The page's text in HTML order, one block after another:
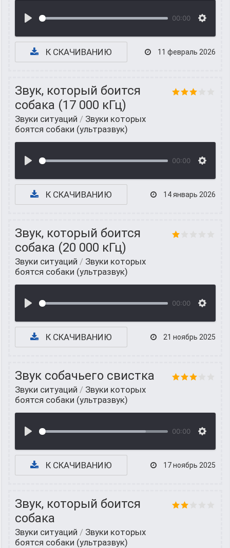
00:00
К СКАЧИВАНИЮ 11 февраль 2026
Звук, который боится
собака (17 000 кГц)
Звуки ситуаций / Звуки которых
боятся собаки (ультразвук)
00:00
К СКАЧИВАНИЮ 14 январь 2026
Звук, который боится
собака (20 000 кГц)
Звуки ситуаций / Звуки которых
боятся собаки (ультразвук)
00:00
К СКАЧИВАНИЮ 21 ноябрь 2025
Звук собачьего свистка
Звуки ситуаций / Звуки которых
боятся собаки (ультразвук)
00:00
К СКАЧИВАНИЮ 17 ноябрь 2025
Звук, который боится
собака
Звуки ситуаций / Звуки которых
боятся собаки (ультразвук)